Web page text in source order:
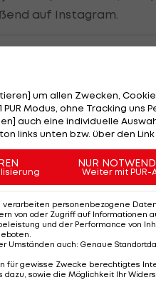
auf Instagram.
auf Instagram an
um allen Zwecken,
PUR Modus, ohne Tracking
auch eine individuelle
links unten bzw. über den Link
NUR
Weiter mit PUR-
verarbeiten personenbezogene
von oder Zugriff auf Informationen
und der Performance von
Umständen auch: Genaue
für gewisse Zwecke berechtigtes
sowie die Möglichkeit Ihr